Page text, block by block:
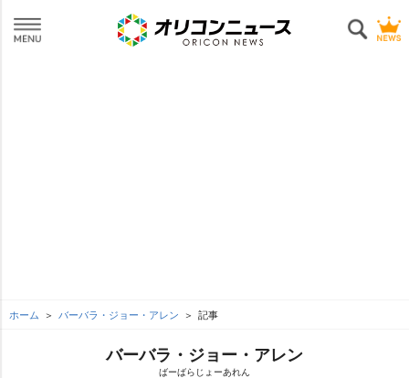
ホーム バーバラ・ジョー・アレン 記事
バーバラ・ジョー・アレン
ばーばらじょーあれん